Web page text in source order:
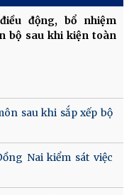
động, bổ nhiệm
bộ sau khi kiện toàn
sau khi sắp xếp bộ
Nai kiểm sát việc